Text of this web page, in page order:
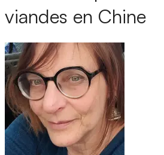
viandes en Chine